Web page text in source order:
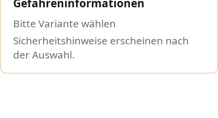
Gefahreninformationen
Bitte Variante wählen
Sicherheitshinweise erscheinen nach
der Auswahl.